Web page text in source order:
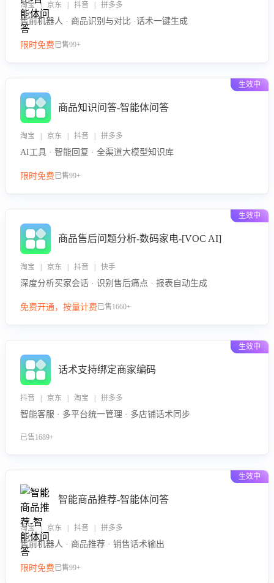
淘宝 | 京东 | 抖音 | 拼多多
售前机器人 · 商品识别与对比 ·话术一键生成
限时免费已售99+
生效中
商品知识问答-智能体问答
淘宝 | 京东 | 抖音 | 拼多多
AI工具 · 智能回复 · 全渠道大模型知识库
限时免费已售99+
生效中
商品售后问题分析-数码家电-[VOC AI]
淘宝 | 京东 | 抖音 | 快手
深度分析买家会话 · 识别售后痛点 · 报表自动生成
免费开通，按量计费已售1660+
生效中
话术支持绑定商家编码
抖音 | 京东 | 淘宝 | 拼多多
智能客服 · 多平台统一管理 · 多店铺话术同步
已售1689+
生效中
智能商品推荐-智能体问答
淘宝 | 京东 | 抖音 | 拼多多
售前机器人 · 商品推荐 · 销售话术输出
限时免费已售99+